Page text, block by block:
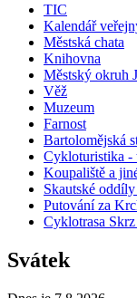
TIC
Kalendář
Městská chata
Knihovna
Městský okruh
Věž
Muzeum
Farnost
Bartolomějská
Cykloturistika -
Koupaliště a
Skautské
Putování za
Cyklotrasa
Svátek